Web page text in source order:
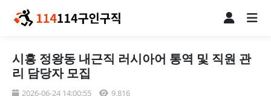
시흥 정왕동 내근직 러시아어 통역 및 직원 관
리 담당자 모집
2026-06-24 14:00:55 9,816